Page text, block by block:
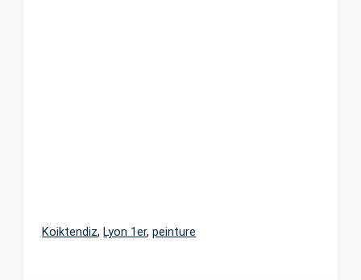
Koiktendiz, Lyon 1er,peinture